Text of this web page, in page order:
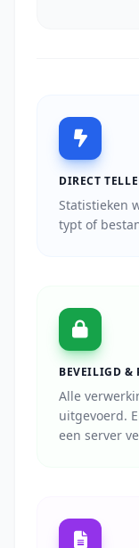
DIRECT
Statistieken
typt of
BEVEILIGD &
Alle
uitgevoerd.
een server